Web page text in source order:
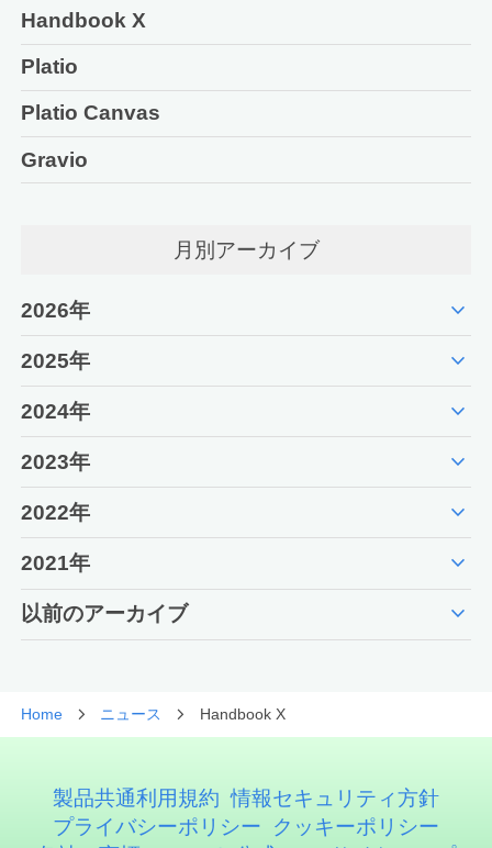
Handbook X
Platio
Platio Canvas
Gravio
月別アーカイブ
2026年 expand_more
2025年 expand_more
2024年 expand_more
2023年 expand_more
2022年 expand_more
2021年 expand_more
以前のアーカイブ expand_more
Home ニュース Handbook X
製品共通利用規約 情報セキュリティ方針
プライバシーポリシー
クッキーポリシー